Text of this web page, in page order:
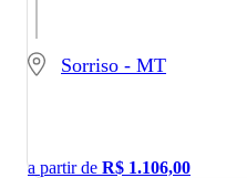
Sorriso - MT
a partir de R$ 1.106,00